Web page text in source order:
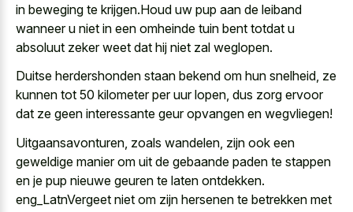
in beweging te krijgen.Houd uw pup aan de leiband
wanneer u niet in een omheinde tuin bent totdat u
absoluut zeker weet dat hij niet zal weglopen.
Duitse herdershonden staan bekend om hun snelheid, ze
kunnen tot 50 kilometer per uur lopen, dus zorg ervoor
dat ze geen interessante geur opvangen en wegvliegen!
Uitgaansavonturen, zoals wandelen, zijn ook een
geweldige manier om uit de gebaande paden te stappen
en je pup nieuwe geuren te laten ontdekken.
eng_LatnVergeet niet om zijn hersenen te betrekken met